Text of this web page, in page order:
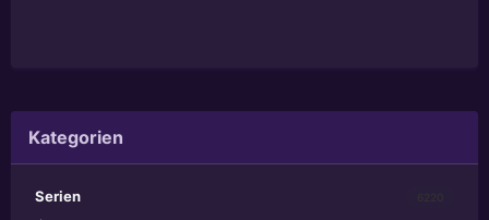
Kategorien
Serien